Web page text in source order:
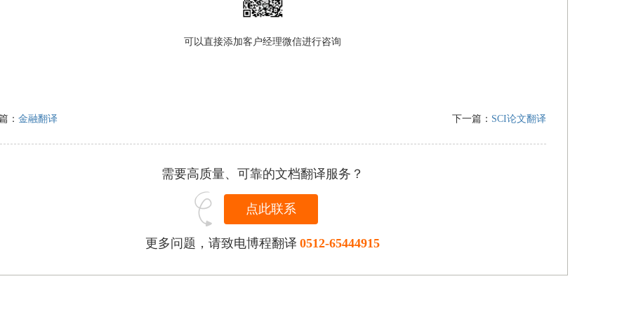
可以直接添加客户经理微信进行咨询
： 金融翻译 下一篇： SCI论文翻译
需要高质量、可靠的文档翻译服务？
点此联系
更多问题，请致电博程翻译 0512-65444915